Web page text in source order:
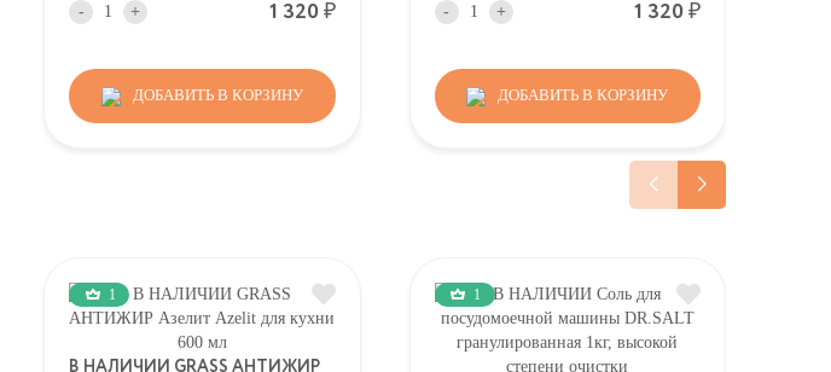
- + 1 320 Р
ДОБАВИТЬ В КОРЗИНУ
- + 1 320 Р
ДОБАВИТЬ В КОРЗИНУ
1
В НАЛИЧИИ GRASS АНТИЖИР
1